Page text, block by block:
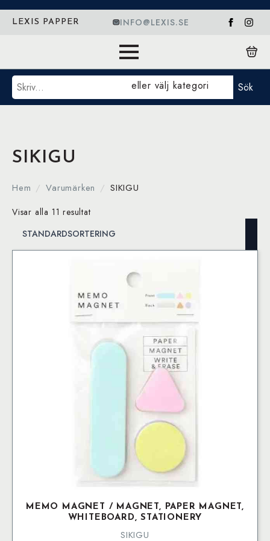
LEXIS PAPPER INFO@LEXIS.SE
Sök eller välj kategori Sök
SIKIGU
Hem Varumärken SIKIGU
Visar alla 11 resultat
MEMO MAGNET / MAGNET, PAPER MAGNET,
WHITEBOARD, STATIONERY
SIKIGU